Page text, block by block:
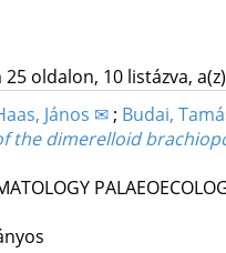
25 oldalon, 10 listázva,
János ✉; Budai,
the dimerelloid